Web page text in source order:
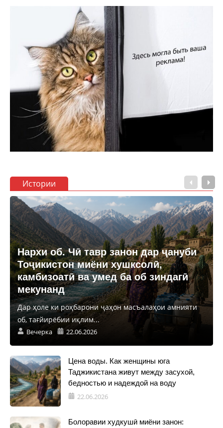
Истории
Нархи об. Чӣ тавр занон дар ҷануби
Тоҷикистон миёни хушксолӣ,
камбизоатӣ ва умед ба об зиндагӣ
мекунанд
Дар ҳоле ки роҳбарони ҷаҳон масъалаҳои амнияти
об, тағйирёбии иқлим...
Вечерка 22.06.2026
Цена воды. Как женщины юга
Таджикистана живут между засухой,
бедностью и надеждой на воду
22.06.2026
Болоравии худкушӣ миёни занон: